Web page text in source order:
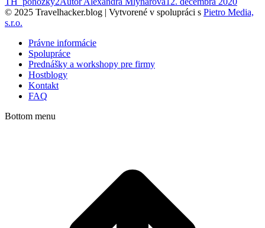
© 2025 Travelhacker.blog | Vytvorené v spolupráci s Pietro Media,
s.r.o.
Právne informácie
Spolupráce
Prednášky a workshopy pre firmy
Hostblogy
Kontakt
FAQ
Bottom menu